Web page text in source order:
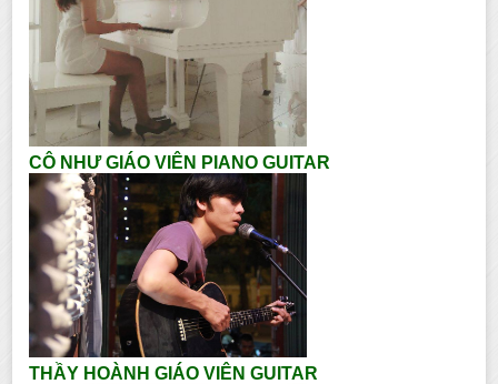
CÔ NHƯ GIÁO VIÊN PIANO GUITAR
THẦY HOÀNH GIÁO VIÊN GUITAR